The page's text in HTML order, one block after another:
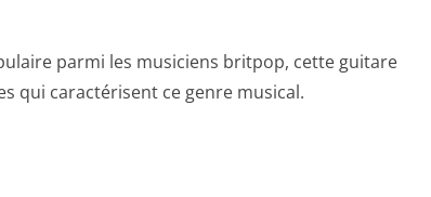
​parmi les musiciens britpop, cette‍ guitare
qui caractérisent ⁢ce genre musical.